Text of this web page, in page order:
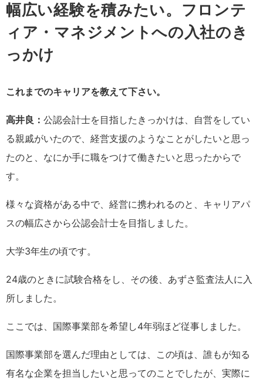
幅広い経験を積みたい。フロンテ
ィア・マネジメントへの入社のき
っかけ
これまでのキャリアを教えて下さい。
高井良： 公認会計士を目指したきっかけは、自営をしてい
る親戚がいたので、経営支援のようなことがしたいと思っ
たのと、なにか手に職をつけて働きたいと思ったからで
す。
様々な資格がある中で、経営に携われるのと、キャリアパ
スの幅広さから公認会計士を目指しました。
大学3年生の頃です。
24歳のときに試験合格をし、その後、あずさ監査法人に入
所しました。
ここでは、国際事業部を希望し4年弱ほど従事しました。
国際事業部を選んだ理由としては、この頃は、誰もが知る
有名な企業を担当したいと思ってのことでしたが、実際に